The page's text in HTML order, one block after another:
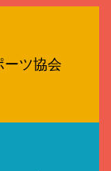
ーツ協会